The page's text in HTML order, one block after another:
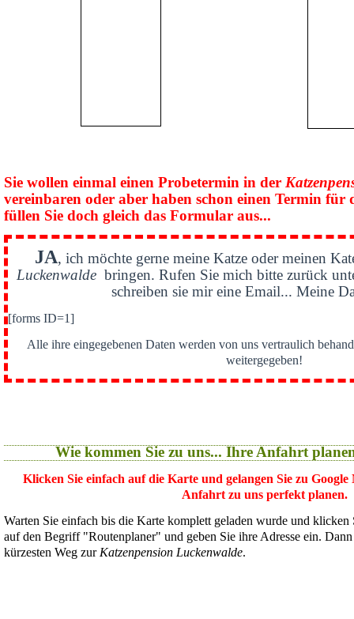
Sie wollen einmal einen Probetermin in der
vereinbaren oder aber haben schon einen Termin für
füllen Sie doch gleich das Formular aus...
JA, ich möchte gerne meine Katze oder meinen
Luckenwaldebringen. Rufen Sie mich bitte zurück
schreiben sie mir eine Email... Meine
[forms ID=1]
Alle ihre eingegebenen Daten werden von uns vertraulich
weitergegeben!
Wie kommen Sie zu uns... Ihre Anfahrt
Klicken Sie einfach auf die Karte und gelangen Sie zu
Anfahrt zu uns perfekt planen.
Warten Sie einfach bis die Karte komplett geladen wurde und
auf den Begriff "Routenplaner" und geben Sie ihre Adresse ein.
kürzesten Weg zur Katzenpension Luckenwalde.